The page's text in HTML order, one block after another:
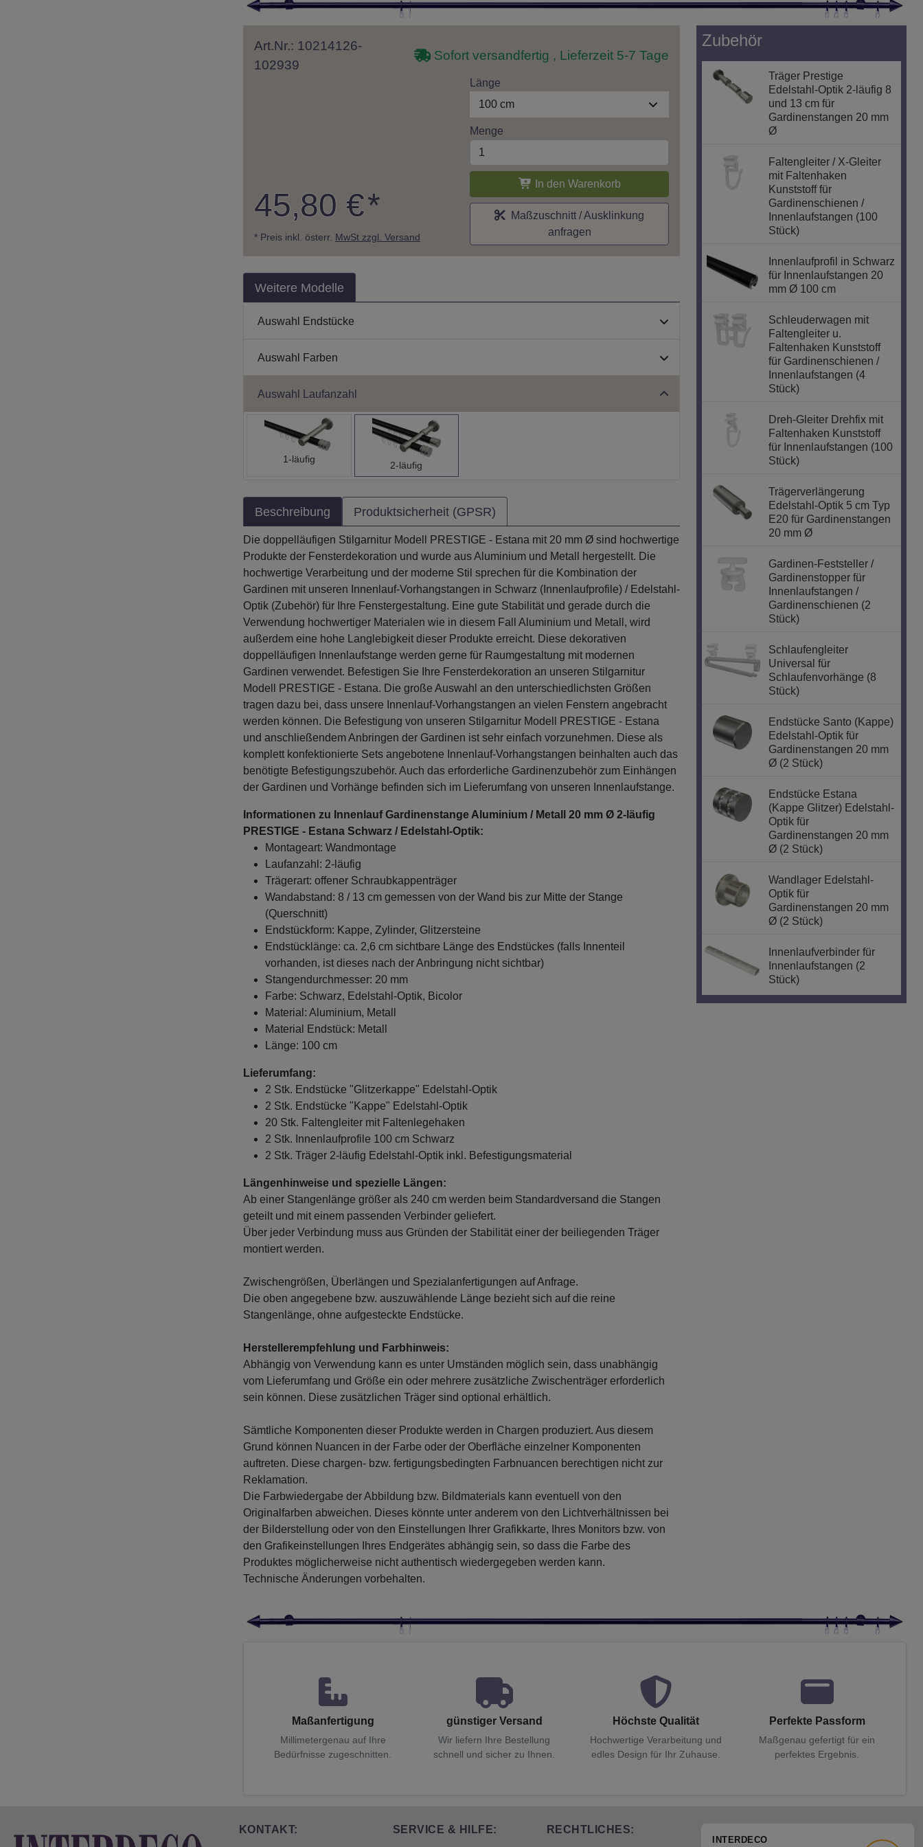
Art.Nr.: 10214126-
102939
Sofort versandfertig , Lieferzeit 5-7 Tage
45,80 €*
* Preis inkl. österr. MwSt zzgl. Versand
Länge
100 cm
Menge
In den Warenkorb
Maßzuschnitt / Ausklinkung
anfragen
Weitere Modelle
Auswahl Endstücke
Auswahl Farben
Auswahl Laufanzahl
1-läufig
2-läufig
Beschreibung Produktsicherheit (GPSR)
Die doppelläufigen Stilgarnitur Modell PRESTIGE - Estana mit 20 mm Ø sind hochwertige
Produkte der Fensterdekoration und wurde aus Aluminium und Metall hergestellt. Die
hochwertige Verarbeitung und der moderne Stil sprechen für die Kombination der
Gardinen mit unseren Innenlauf-Vorhangstangen in Schwarz (Innenlaufprofile) / Edelstahl-
Optik (Zubehör) für Ihre Fenstergestaltung. Eine gute Stabilität und gerade durch die
Verwendung hochwertiger Materialen wie in diesem Fall Aluminium und Metall, wird
außerdem eine hohe Langlebigkeit dieser Produkte erreicht. Diese dekorativen
doppelläufigen Innenlaufstange werden gerne für Raumgestaltung mit modernen
Gardinen verwendet. Befestigen Sie Ihre Fensterdekoration an unseren Stilgarnitur
Modell PRESTIGE - Estana. Die große Auswahl an den unterschiedlichsten Größen
tragen dazu bei, dass unsere Innenlauf-Vorhangstangen an vielen Fenstern angebracht
werden können. Die Befestigung von unseren Stilgarnitur Modell PRESTIGE - Estana
und anschließendem Anbringen der Gardinen ist sehr einfach vorzunehmen. Diese als
komplett konfektionierte Sets angebotene Innenlauf-Vorhangstangen beinhalten auch das
benötigte Befestigungszubehör. Auch das erforderliche Gardinenzubehör zum Einhängen
der Gardinen und Vorhänge befinden sich im Lieferumfang von unseren Innenlaufstange.
Informationen zu Innenlauf Gardinenstange Aluminium / Metall 20 mm Ø 2-läufig
PRESTIGE - Estana Schwarz / Edelstahl-Optik:
Montageart: Wandmontage
Laufanzahl: 2-läufig
Trägerart: offener Schraubkappenträger
Wandabstand: 8 / 13 cm gemessen von der Wand bis zur Mitte der Stange
(Querschnitt)
Endstückform: Kappe, Zylinder, Glitzersteine
Endstücklänge: ca. 2,6 cm sichtbare Länge des Endstückes (falls Innenteil
vorhanden, ist dieses nach der Anbringung nicht sichtbar)
Stangendurchmesser: 20 mm
Farbe: Schwarz, Edelstahl-Optik, Bicolor
Material: Aluminium, Metall
Material Endstück: Metall
Länge: 100 cm
Lieferumfang:
2 Stk. Endstücke "Glitzerkappe" Edelstahl-Optik
2 Stk. Endstücke "Kappe" Edelstahl-Optik
20 Stk. Faltengleiter mit Faltenlegehaken
2 Stk. Innenlaufprofile 100 cm Schwarz
2 Stk. Träger 2-läufig Edelstahl-Optik inkl. Befestigungsmaterial
Längenhinweise und spezielle Längen:
Ab einer Stangenlänge größer als 240 cm werden beim Standardversand die Stangen
geteilt und mit einem passenden Verbinder geliefert.
Über jeder Verbindung muss aus Gründen der Stabilität einer der beiliegenden Träger
montiert werden.
Zwischengrößen, Überlängen und Spezialanfertigungen auf Anfrage.
Die oben angegebene bzw. auszuwählende Länge bezieht sich auf die reine
Stangenlänge, ohne aufgesteckte Endstücke.
Herstellerempfehlung und Farbhinweis:
Abhängig von Verwendung kann es unter Umständen möglich sein, dass unabhängig
vom Lieferumfang und Größe ein oder mehrere zusätzliche Zwischenträger erforderlich
sein können. Diese zusätzlichen Träger sind optional erhältlich.
Sämtliche Komponenten dieser Produkte werden in Chargen produziert. Aus diesem
Grund können Nuancen in der Farbe oder der Oberfläche einzelner Komponenten
auftreten. Diese chargen- bzw. fertigungsbedingten Farbnuancen berechtigen nicht zur
Reklamation.
Die Farbwiedergabe der Abbildung bzw. Bildmaterials kann eventuell von den
Originalfarben abweichen. Dieses könnte unter anderem von den Lichtverhältnissen bei
der Bilderstellung oder von den Einstellungen Ihrer Grafikkarte, Ihres Monitors bzw. von
den Grafikeinstellungen Ihres Endgerätes abhängig sein, so dass die Farbe des
Produktes möglicherweise nicht authentisch wiedergegeben werden kann.
Technische Änderungen vorbehalten.
Zubehör
Träger Prestige
Edelstahl-Optik 2-läufig 8
und 13 cm für
Gardinenstangen 20 mm
Ø
Faltengleiter / X-Gleiter
mit Faltenhaken
Kunststoff für
Gardinenschienen /
Innenlaufstangen (100
Stück)
Innenlaufprofil in Schwarz
für Innenlaufstangen 20
mm Ø 100 cm
Schleuderwagen mit
Faltengleiter u.
Faltenhaken Kunststoff
für Gardinenschienen /
Innenlaufstangen (4
Stück)
Dreh-Gleiter Drehfix mit
Faltenhaken Kunststoff
für Innenlaufstangen (100
Stück)
Trägerverlängerung
Edelstahl-Optik 5 cm Typ
E20 für Gardinenstangen
20 mm Ø
Gardinen-Feststeller /
Gardinenstopper für
Innenlaufstangen /
Gardinenschienen (2
Stück)
Schlaufengleiter
Universal für
Schlaufenvorhänge (8
Stück)
Endstücke Santo (Kappe)
Edelstahl-Optik für
Gardinenstangen 20 mm
Ø (2 Stück)
Endstücke Estana
(Kappe Glitzer) Edelstahl-
Optik für
Gardinenstangen 20 mm
Ø (2 Stück)
Wandlager Edelstahl-
Optik für
Gardinenstangen 20 mm
Ø (2 Stück)
Innenlaufverbinder für
Innenlaufstangen (2
Stück)
Maßanfertigung
Millimetergenau auf Ihre
Bedürfnisse zugeschnitten.
günstiger Versand
Wir liefern Ihre Bestellung
schnell und sicher zu Ihnen.
Höchste Qualität
Hochwertige Verarbeitung und
edles Design für Ihr Zuhause.
Perfekte Passform
Maßgenau gefertigt für ein
perfektes Ergebnis.
KONTAKT: SERVICE & HILFE: RECHTLICHES:
INTERDECO